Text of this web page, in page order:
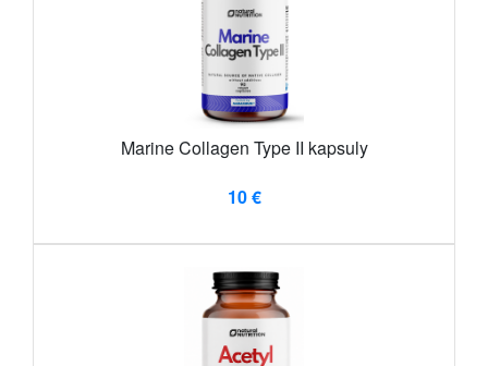
Marine Collagen Type II kapsuly
10 €